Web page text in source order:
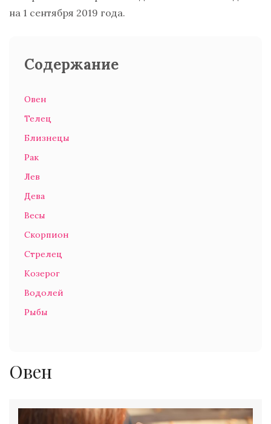
на 1 сентября 2019 года.
Содержание
Овен
Телец
Близнецы
Рак
Лев
Дева
Весы
Скорпион
Стрелец
Козерог
Водолей
Рыбы
Овен